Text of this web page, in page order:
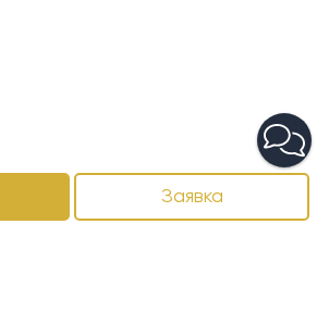
Заявка